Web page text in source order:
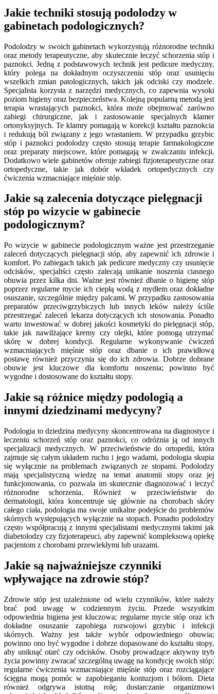
Jakie techniki stosują podolodzy w
gabinetach podologicznych?
Podolodzy w swoich gabinetach wykorzystują różnorodne techniki
oraz metody terapeutyczne, aby skutecznie leczyć schorzenia stóp i
paznokci. Jedną z podstawowych technik jest pedicure medyczny,
który polega na dokładnym oczyszczeniu stóp oraz usunięciu
wszelkich zmian patologicznych, takich jak odciski czy modzele.
Specjalista korzysta z narzędzi medycznych, co zapewnia wysoki
poziom higieny oraz bezpieczeństwa. Kolejną popularną metodą jest
terapia wrastających paznokci, która może obejmować zarówno
zabiegi chirurgiczne, jak i zastosowanie specjalnych klamer
ortonyksyjnych. Te klamry pomagają w korekcji kształtu paznokcia
i redukują ból związany z jego wrastaniem. W przypadku grzybic
stóp i paznokci podolodzy często stosują terapie farmakologiczne
oraz preparaty miejscowe, które pomagają w zwalczaniu infekcji.
Dodatkowo wiele gabinetów oferuje zabiegi fizjoterapeutyczne oraz
ortopedyczne, takie jak dobór wkładek ortopedycznych czy
ćwiczenia wzmacniające mięśnie stóp.
Jakie są zalecenia dotyczące pielęgnacji
stóp po wizycie w gabinecie
podologicznym?
Po wizycie w gabinecie podologicznym ważne jest przestrzeganie
zaleceń dotyczących pielęgnacji stóp, aby zapewnić ich zdrowie i
komfort. Po zabiegach takich jak pedicure medyczny czy usunięcie
odcisków, specjaliści często zalecają unikanie noszenia ciasnego
obuwia przez kilka dni. Ważne jest również dbanie o higienę stóp
poprzez regularne mycie ich ciepłą wodą z mydłem oraz dokładne
osuszanie, szczególnie między palcami. W przypadku zastosowania
preparatów przeciwgrzybiczych lub innych leków należy ściśle
przestrzegać zaleceń lekarza dotyczących ich stosowania. Ponadto
warto inwestować w dobrej jakości kosmetyki do pielęgnacji stóp,
takie jak nawilżające kremy czy olejki, które pomogą utrzymać
skórę w dobrej kondycji. Regularne wykonywanie ćwiczeń
wzmacniających mięśnie stóp oraz dbanie o ich prawidłową
postawę również przyczynia się do ich zdrowia. Dobrze dobrane
obuwie jest kluczowe dla komfortu noszenia; powinno być
wygodne i dostosowane do kształtu stopy.
Jakie są różnice między podologią a
innymi dziedzinami medycyny?
Podologia to dziedzina medycyny skoncentrowana na diagnostyce i
leczeniu schorzeń stóp oraz paznokci, co odróżnia ją od innych
specjalizacji medycznych. W przeciwieństwie do ortopedii, która
zajmuje się całym układem ruchu i jego wadami, podologia skupia
się wyłącznie na problemach związanych ze stopami. Podolodzy
mają specjalistyczną wiedzę na temat anatomii stopy oraz jej
funkcjonowania, co pozwala im skutecznie diagnozować i leczyć
różnorodne schorzenia. Również w przeciwieństwie do
dermatologii, która koncentruje się głównie na chorobach skóry
całego ciała, podologia ma swoje unikalne podejście do problemów
skórnych występujących wyłącznie na stopach. Ponadto podolodzy
często współpracują z innymi specjalistami medycznymi takimi jak
diabetolodzy czy fizjoterapeuci, aby zapewnić kompleksową opiekę
pacjentom z chorobami przewlekłymi lub urazami.
Jakie są najważniejsze czynniki
wpływające na zdrowie stóp?
Zdrowie stóp jest uzależnione od wielu czynników, które należy
brać pod uwagę w codziennym życiu. Przede wszystkim
odpowiednia higiena jest kluczowa; regularne mycie stóp oraz ich
dokładne osuszanie zapobiega rozwojowi grzybic i infekcji
skórnych. Ważny jest także wybór odpowiedniego obuwia;
powinno ono być wygodne i dobrze dopasowane do kształtu stopy,
aby uniknąć otarć czy odcisków. Osoby prowadzące aktywny tryb
życia powinny zwracać szczególną uwagę na kondycję swoich stóp;
regularne ćwiczenia wzmacniające mięśnie stóp oraz rozciągające
ścięgna mogą pomóc w zapobieganiu kontuzjom i bólom. Dieta
również odgrywa istotną rolę; dostarczanie organizmowi